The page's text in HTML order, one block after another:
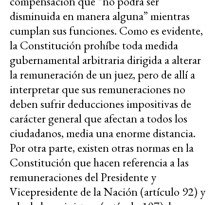
disminuida en manera alguna” mientras
cumplan sus funciones. Como es evidente,
la Constitución prohíbe toda medida
gubernamental arbitraria dirigida a alterar
la remuneración de un juez, pero de allí a
interpretar que sus remuneraciones no
deben sufrir deducciones impositivas de
carácter general que afectan a todos los
ciudadanos, media una enorme distancia.
Por otra parte, existen otras normas en la
Constitución que hacen referencia a las
remuneraciones del Presidente y
Vicepresidente de la Nación (artículo 92) y